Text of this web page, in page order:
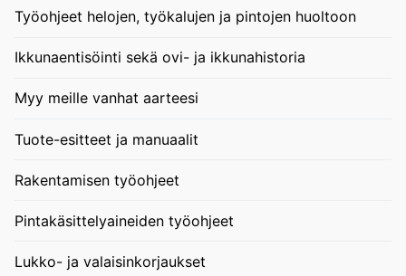
Työohjeet helojen, työkalujen ja pintojen huoltoon
Ikkunaentisöinti sekä ovi- ja ikkunahistoria
Myy meille vanhat aarteesi
Tuote-esitteet ja manuaalit
Rakentamisen työohjeet
Pintakäsittelyaineiden työohjeet
Lukko- ja valaisinkorjaukset